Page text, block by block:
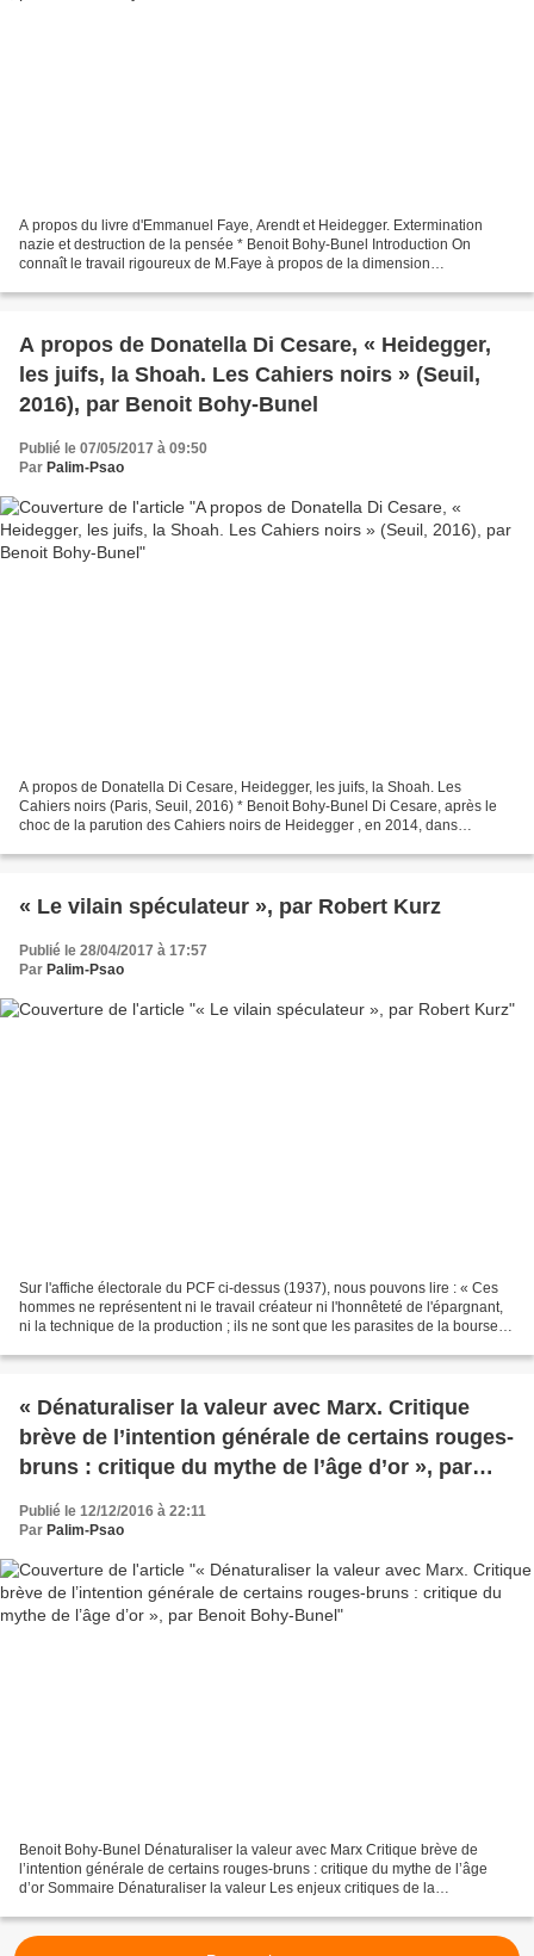
A propos du livre d'Emmanuel Faye, Arendt et Heidegger. Extermination
nazie et destruction de la pensée * Benoit Bohy-Bunel Introduction On
connaît le travail rigoureux de M.Faye à propos de la dimension
A propos de Donatella Di Cesare, « Heidegger,
les juifs, la Shoah. Les Cahiers noirs » (Seuil,
2016), par Benoit Bohy-Bunel
Publié le 07/05/2017 à 09:50
Par Palim-Psao
A propos de Donatella Di Cesare, Heidegger, les juifs, la Shoah. Les
Cahiers noirs (Paris, Seuil, 2016) * Benoit Bohy-Bunel Di Cesare, après le
choc de la parution des Cahiers noirs de Heidegger , en 2014, dans
« Le vilain spéculateur », par Robert Kurz
Publié le 28/04/2017 à 17:57
Par Palim-Psao
Sur l'affiche électorale du PCF ci-dessus (1937), nous pouvons lire : « Ces
hommes ne représentent ni le travail créateur ni l'honnêteté de l'épargnant,
ni la technique de la production ; ils ne sont que les parasites de la bourse,
« Dénaturaliser la valeur avec Marx. Critique
brève de l’intention générale de certains rouges-
bruns : critique du mythe de l’âge d’or », par
Benoit Bohy-Bunel
Publié le 12/12/2016 à 22:11
Par Palim-Psao
Benoit Bohy-Bunel Dénaturaliser la valeur avec Marx Critique brève de
l’intention générale de certains rouges-bruns : critique du mythe de l’âge
d’or Sommaire Dénaturaliser la valeur Les enjeux critiques de la